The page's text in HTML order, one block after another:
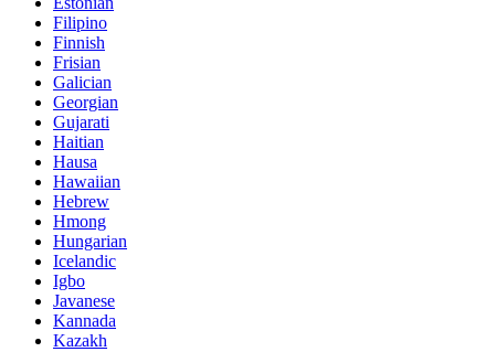
Filipino
Finnish
Frisian
Galician
Georgian
Gujarati
Haitian
Hausa
Hawaiian
Hebrew
Hmong
Hungarian
Icelandic
Igbo
Javanese
Kannada
Kazakh